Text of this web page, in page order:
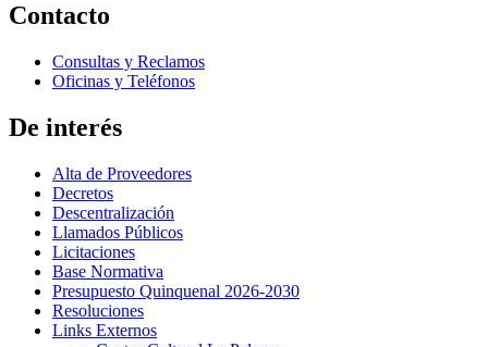
Contacto
Consultas y Reclamos
Oficinas y Teléfonos
De interés
Alta de Proveedores
Decretos
Descentralización
Llamados Públicos
Licitaciones
Base Normativa
Presupuesto Quinquenal 2026-2030
Resoluciones
Links Externos